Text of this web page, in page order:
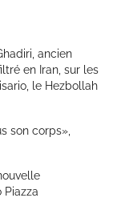
ancien
en Iran, sur les
le Hezbollah
son corps»,